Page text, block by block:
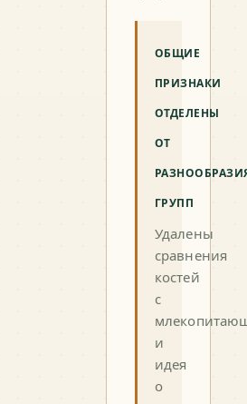
ОБЩИЕ
ПРИЗНАКИ
ОТДЕЛЕНЫ
ОТ
ГРУПП
Удалены
сравнения
костей
с
и
идея
о